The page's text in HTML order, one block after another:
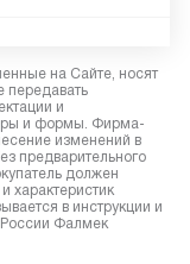
на Сайте, носят
передавать
и
и формы. Фирма-
изменений в
предварительного
должен
характеристик
в инструкции и
России Фалмек